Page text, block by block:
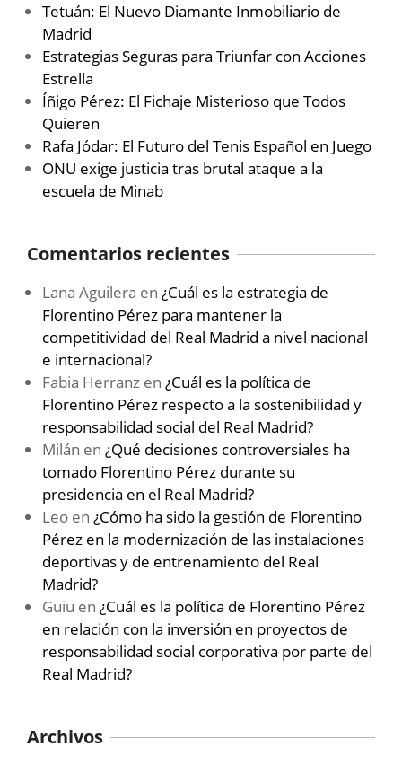
Tetuán: El Nuevo Diamante Inmobiliario de
Madrid
Estrategias Seguras para Triunfar con Acciones
Estrella
Íñigo Pérez: El Fichaje Misterioso que Todos
Quieren
Rafa Jódar: El Futuro del Tenis Español en Juego
ONU exige justicia tras brutal ataque a la
escuela de Minab
Comentarios recientes
Lana Aguilera en ¿Cuál es la estrategia de
Florentino Pérez para mantener la
competitividad del Real Madrid a nivel nacional
e internacional?
Fabia Herranz en ¿Cuál es la política de
Florentino Pérez respecto a la sostenibilidad y
responsabilidad social del Real Madrid?
Milán en ¿Qué decisiones controversiales ha
tomado Florentino Pérez durante su
presidencia en el Real Madrid?
Leo en ¿Cómo ha sido la gestión de Florentino
Pérez en la modernización de las instalaciones
deportivas y de entrenamiento del Real
Madrid?
Guiu en ¿Cuál es la política de Florentino Pérez
en relación con la inversión en proyectos de
responsabilidad social corporativa por parte del
Real Madrid?
Archivos